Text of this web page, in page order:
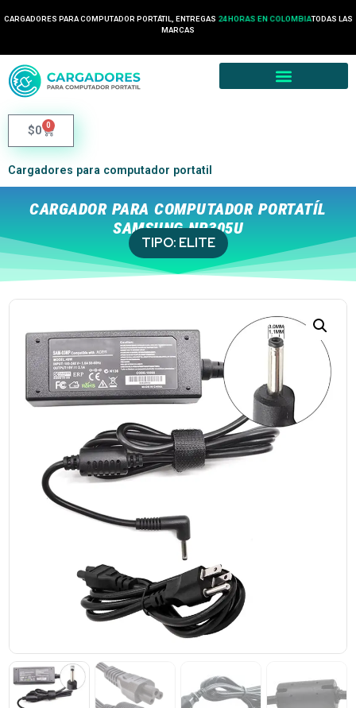
CARGADORES PARA COMPUTADOR PORTÁTIL, ENTREGAS 24 HORAS EN COLOMBIATODAS LAS
MARCAS
$0 0
Cargadores para computador portatil
CARGADOR PARA COMPUTADOR PORTATÍL
SAMSUNG NP305U
TIPO: ELITE